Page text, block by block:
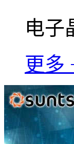
电子
更多